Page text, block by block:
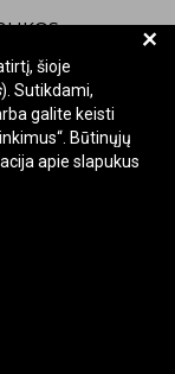
+
šioje
). Sutikdami,
galite keisti
Būtinųjų
apie slapukus